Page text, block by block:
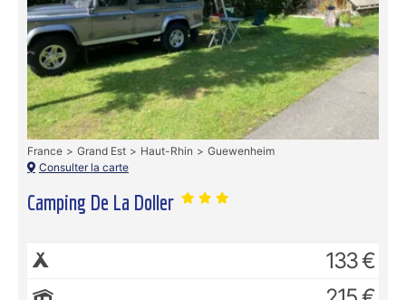
Camping De La Doller
France Grand Est Haut-Rhin
Guewenheim
Consulter la carte
133 €